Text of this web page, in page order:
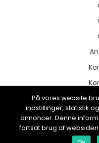
På vores website
indstillinger, statistik
annoncer. Denne
fortsat brug af